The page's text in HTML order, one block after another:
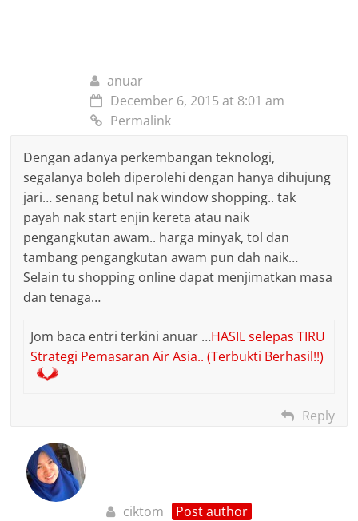
anuar
December 6, 2015 at 8:01 am
Permalink
Dengan adanya perkembangan teknologi,
segalanya boleh diperolehi dengan hanya dihujung
jari… senang betul nak window shopping.. tak
payah nak start enjin kereta atau naik
pengangkutan awam.. harga minyak, tol dan
tambang pengangkutan awam pun dah naik…
Selain tu shopping online dapat menjimatkan masa
dan tenaga…
Jom baca entri terkini anuar …HASIL selepas TIRU
Strategi Pemasaran Air Asia.. (Terbukti Berhasil!!)
Reply
ciktom
Post author